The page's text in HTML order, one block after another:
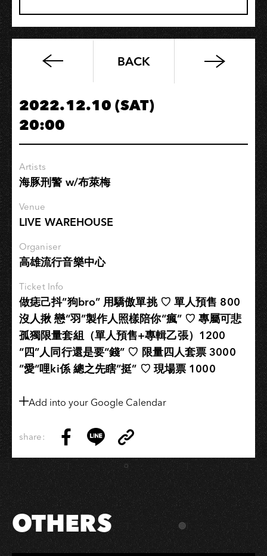
[課
取
消]
杰
宸
實
所
大
師
講
系
列
１-
QLab
basic
BACK
2022.12.10 (SAT)
20:00
Artists
海豚刑警 w/布萊梅
Venue
LIVE WAREHOUSE
Organiser
高雄流行音樂中心
Ticket Info
做痣己抖”狗bro” 用驕傲單挑 ♡ 單人預售 800
沒人揪 戀“羽”製作人照樣陪你“瘋” ♡ 專屬可悲
孤獨限量套組（單人預售+專輯乙張）1200
“四”人同行還是要“錢” ♡ 限量四人套票 3000
”愛“哩ki係 總之先瞎”挺” ♡ 現場票 1000
Add into your Google Calendar
share:
on
Facebook
on
LINE
Link
Copy
Link
OTHERS